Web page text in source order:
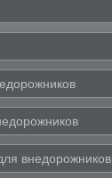
внедорожников